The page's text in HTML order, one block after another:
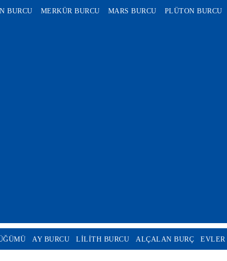
BURCU MERKÜR BURCU MARS BURCU PLÜTON BURCU
AY BURCU LİLİTH BURCU ALÇALAN BURÇ EVLER